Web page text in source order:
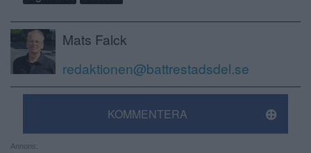
Mats Falck
redaktionen@battrestadsdel.se
KOMMENTERA
Annons: